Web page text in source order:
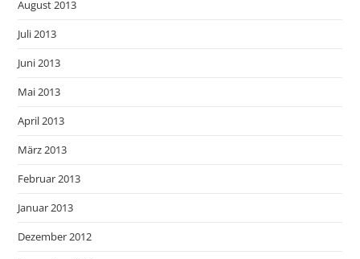
August 2013
Juli 2013
Juni 2013
Mai 2013
April 2013
März 2013
Februar 2013
Januar 2013
Dezember 2012